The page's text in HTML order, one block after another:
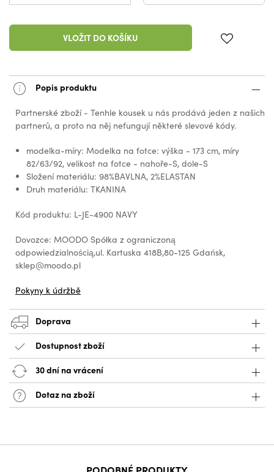
VLOŽIT DO KOŠÍKU
Popis produktu
Partnerské zboží - Tenhle kousek u nás prodává jeden z našich
partnerů, a proto na něj nefungují některé slevové kódy.
modelka-míry: Modelka na fotce: výška - 173 cm, míry
82/63/92, velikost na fotce - nahoře-S, dole-S
Složení materiálu: 98%BAVLNA, 2%ELASTAN
Druh materiálu: TKANINA
Kód produktu: L-JE-4900 NAVY
Dovozce: MOODO Spółka z ograniczoną
odpowiedzialnością,ul. Kartuska 418B,80-125 Gdańsk,
sklep@moodo.pl
Pokyny k údržbě
Doprava
Dostupnost zboží
30 dní na vrácení
Dotaz na zboží